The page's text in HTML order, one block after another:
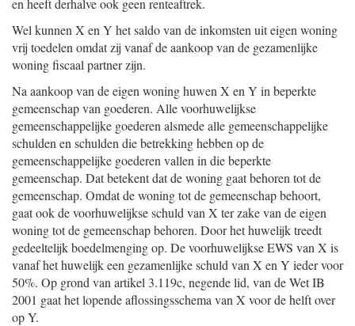
en heeft derhalve ook geen renteaftrek.
Wel kunnen X en Y het saldo van de inkomsten uit eigen woning
vrij toedelen omdat zij vanaf de aankoop van de gezamenlijke
woning fiscaal partner zijn.
Na aankoop van de eigen woning huwen X en Y in beperkte
gemeenschap van goederen. Alle voorhuwelijkse
gemeenschappelijke goederen alsmede alle gemeenschappelijke
schulden en schulden die betrekking hebben op de
gemeenschappelijke goederen vallen in die beperkte
gemeenschap. Dat betekent dat de woning gaat behoren tot de
gemeenschap. Omdat de woning tot de gemeenschap behoort,
gaat ook de voorhuwelijkse schuld van X ter zake van de eigen
woning tot de gemeenschap behoren. Door het huwelijk treedt
gedeeltelijk boedelmenging op. De voorhuwelijkse EWS van X is
vanaf het huwelijk een gezamenlijke schuld van X en Y ieder voor
50%. Op grond van artikel 3.119c, negende lid, van de Wet IB
2001 gaat het lopende aflossingsschema van X voor de helft over
op Y.